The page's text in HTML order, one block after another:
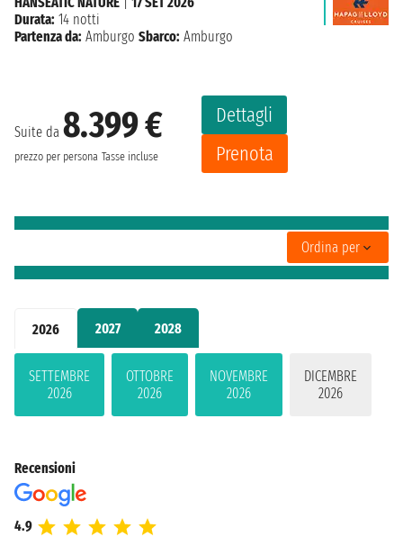
2026 2027 2028
SETTEMBRE
2026
OTTOBRE
2026
NOVEMBRE
2026
DICEMBRE
2026
Suite da 8.399 €
prezzo per persona Tasse incluse
Dettagli
Prenota
Durata: 14 notti
Partenza da: Amburgo Sbarco: Amburgo
Ordina per
Recensioni
4.9